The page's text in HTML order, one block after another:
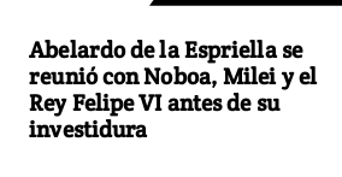
Abelardo de la Espriella se
reunió con Noboa, Milei y el
Rey Felipe VI antes de su
investidura